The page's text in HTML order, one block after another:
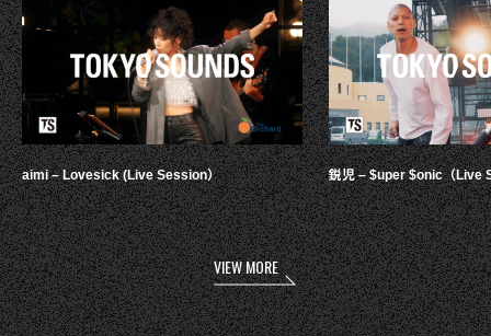
aimi – Lovesick (Live Session） 鋭児 – $uper $onic（Live
VIEW MORE